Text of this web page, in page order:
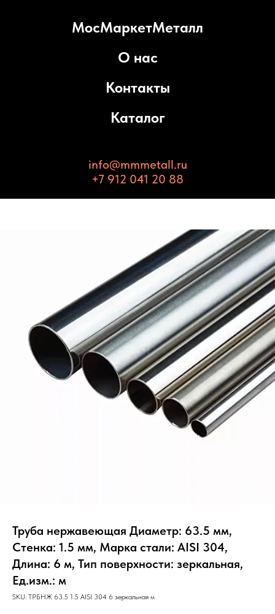
МосМаркетМеталл
О нас
Контакты
Каталог
info@mmmetall.ru
+7 912 041 20 88
Труба нержавеющая Диаметр: 63.5 мм,
Стенка: 1.5 мм, Марка стали: AISI 304,
Длина: 6 м, Тип поверхности: зеркальная,
Ед.изм.: м
SKU: ТРБНЖ 63.5 1.5 AISI 304 6 зеркальная м